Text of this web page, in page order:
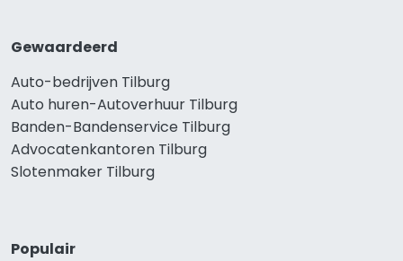
Gewaardeerd
Auto-bedrijven Tilburg
Auto huren-Autoverhuur Tilburg
Banden-Bandenservice Tilburg
Advocatenkantoren Tilburg
Slotenmaker Tilburg
Populair